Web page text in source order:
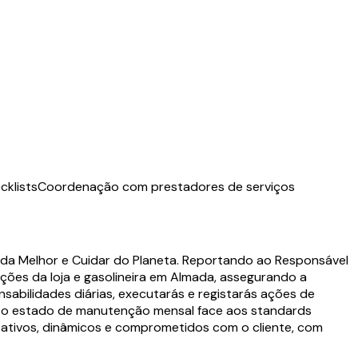
Coordenação com prestadores de serviços
Melhor e Cuidar do Planeta. Reportando ao Responsável
da loja e gasolineira em Almada, assegurando a
diárias, executarás e registarás ações de
estado de manutenção mensal face aos standards
dinâmicos e comprometidos com o cliente, com